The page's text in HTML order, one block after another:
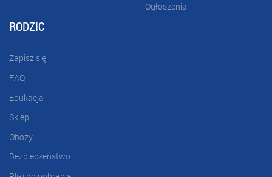
Ogłoszenia
RODZIC
Zapisz się
FAQ
Edukacja
Sklep
Obozy
Bezpieczeństwo